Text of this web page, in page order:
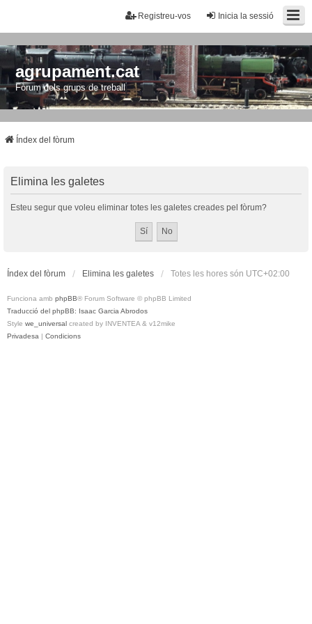
Inicia la sessió
Registreu-vos
agrupament.cat
Fòrum dels grups de treball
Índex del fòrum
Elimina les galetes
Esteu segur que voleu eliminar totes les galetes creades pel fòrum?
Índex del fòrum Elimina les galetes Totes les hores són UTC+02:00
Funciona amb phpBB® Forum Software © phpBB Limited
Traducció del phpBB: Isaac Garcia Abrodos
Style we_universal created by INVENTEA & v12mike
Privadesa | Condicions